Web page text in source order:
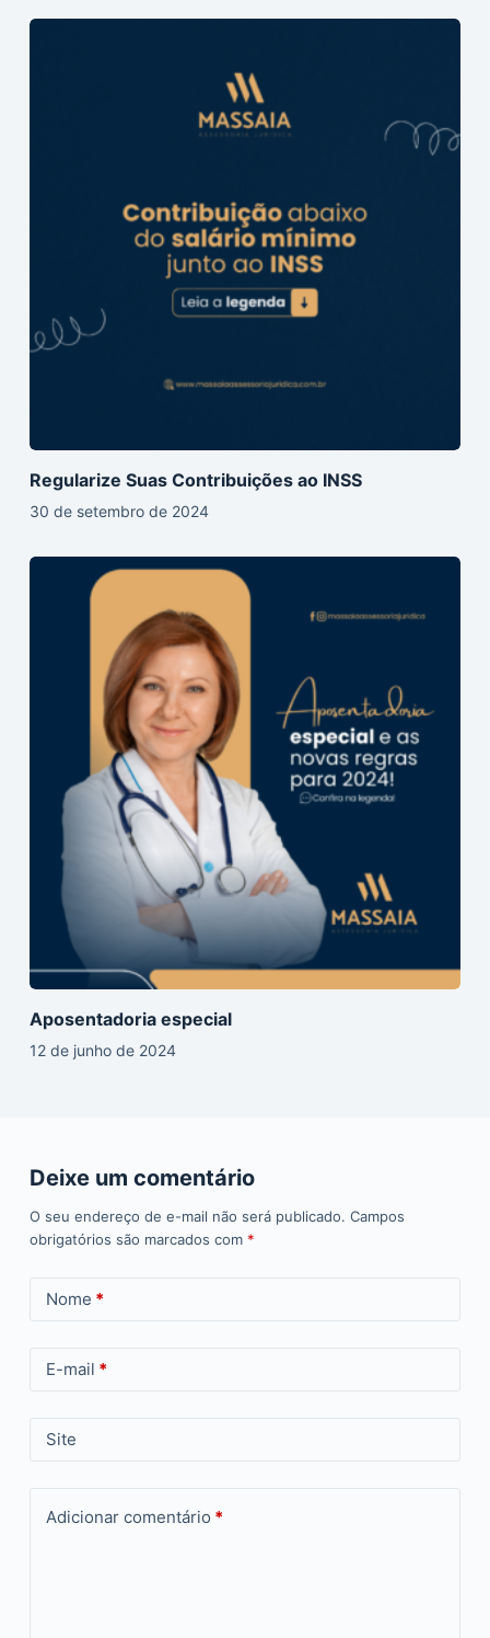
Regularize Suas Contribuições ao INSS
30 de setembro de 2024
Aposentadoria especial
12 de junho de 2024
Deixe um comentário
O seu endereço de e-mail não será publicado. Campos
obrigatórios são marcados com *
Nome *
E-mail *
Site
Adicionar comentário *